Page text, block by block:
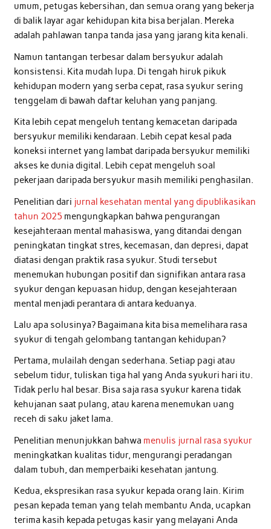
umum, petugas kebersihan, dan semua orang yang bekerja
di balik layar agar kehidupan kita bisa berjalan. Mereka
adalah pahlawan tanpa tanda jasa yang jarang kita kenali.
Namun tantangan terbesar dalam bersyukur adalah
konsistensi. Kita mudah lupa. Di tengah hiruk pikuk
kehidupan modern yang serba cepat, rasa syukur sering
tenggelam di bawah daftar keluhan yang panjang.
Kita lebih cepat mengeluh tentang kemacetan daripada
bersyukur memiliki kendaraan. Lebih cepat kesal pada
koneksi internet yang lambat daripada bersyukur memiliki
akses ke dunia digital. Lebih cepat mengeluh soal
pekerjaan daripada bersyukur masih memiliki penghasilan.
Penelitian dari jurnal kesehatan mental yang dipublikasikan
tahun 2025 mengungkapkan bahwa pengurangan
kesejahteraan mental mahasiswa, yang ditandai dengan
peningkatan tingkat stres, kecemasan, dan depresi, dapat
diatasi dengan praktik rasa syukur. Studi tersebut
menemukan hubungan positif dan signifikan antara rasa
syukur dengan kepuasan hidup, dengan kesejahteraan
mental menjadi perantara di antara keduanya.
Lalu apa solusinya? Bagaimana kita bisa memelihara rasa
syukur di tengah gelombang tantangan kehidupan?
Pertama, mulailah dengan sederhana. Setiap pagi atau
sebelum tidur, tuliskan tiga hal yang Anda syukuri hari itu.
Tidak perlu hal besar. Bisa saja rasa syukur karena tidak
kehujanan saat pulang, atau karena menemukan uang
receh di saku jaket lama.
Penelitian menunjukkan bahwa menulis jurnal rasa syukur
meningkatkan kualitas tidur, mengurangi peradangan
dalam tubuh, dan memperbaiki kesehatan jantung.
Kedua, ekspresikan rasa syukur kepada orang lain. Kirim
pesan kepada teman yang telah membantu Anda, ucapkan
terima kasih kepada petugas kasir yang melayani Anda